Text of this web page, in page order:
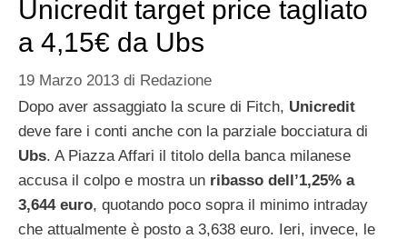
Unicredit target price tagliato
a 4,15€ da Ubs
19 Marzo 2013 di Redazione
Dopo aver assaggiato la scure di Fitch, Unicredit
deve fare i conti anche con la parziale bocciatura di
Ubs. A Piazza Affari il titolo della banca milanese
accusa il colpo e mostra un ribasso dell’1,25% a
3,644 euro, quotando poco sopra il minimo intraday
che attualmente è posto a 3,638 euro. Ieri, invece, le